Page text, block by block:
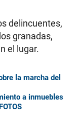
delincuentes,
granadas,
el lugar.
la marcha del
a inmuebles